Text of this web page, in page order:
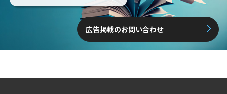
広告掲載のお問い合わせ